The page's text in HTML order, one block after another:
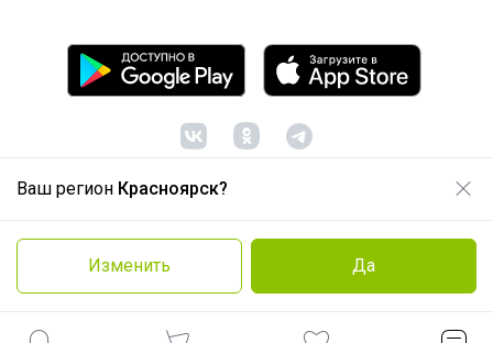
Ваш регион Красноярск?
Изменить Да
© ООО "Лявита", ОГРН 1122468054070, 2012 -2026
Политика конфиденциальности
Cоглашение пользователя